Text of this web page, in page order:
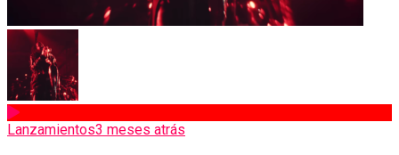
Lanzamientos3 meses atrás